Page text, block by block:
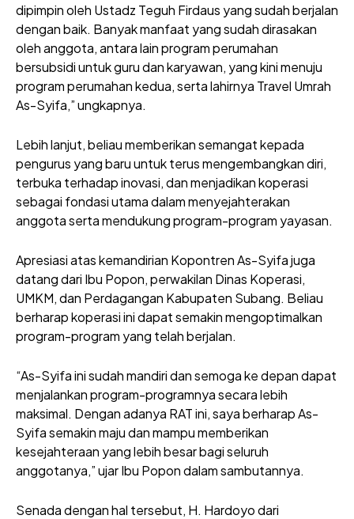
dipimpin oleh Ustadz Teguh Firdaus yang sudah berjalan
dengan baik. Banyak manfaat yang sudah dirasakan
oleh anggota, antara lain program perumahan
bersubsidi untuk guru dan karyawan, yang kini menuju
program perumahan kedua, serta lahirnya Travel Umrah
As-Syifa,” ungkapnya.
Lebih lanjut, beliau memberikan semangat kepada
pengurus yang baru untuk terus mengembangkan diri,
terbuka terhadap inovasi, dan menjadikan koperasi
sebagai fondasi utama dalam menyejahterakan
anggota serta mendukung program-program yayasan.
Apresiasi atas kemandirian Kopontren As-Syifa juga
datang dari Ibu Popon, perwakilan Dinas Koperasi,
UMKM, dan Perdagangan Kabupaten Subang. Beliau
berharap koperasi ini dapat semakin mengoptimalkan
program-program yang telah berjalan.
“As-Syifa ini sudah mandiri dan semoga ke depan dapat
menjalankan program-programnya secara lebih
maksimal. Dengan adanya RAT ini, saya berharap As-
Syifa semakin maju dan mampu memberikan
kesejahteraan yang lebih besar bagi seluruh
anggotanya,” ujar Ibu Popon dalam sambutannya.
Senada dengan hal tersebut, H. Hardoyo dari